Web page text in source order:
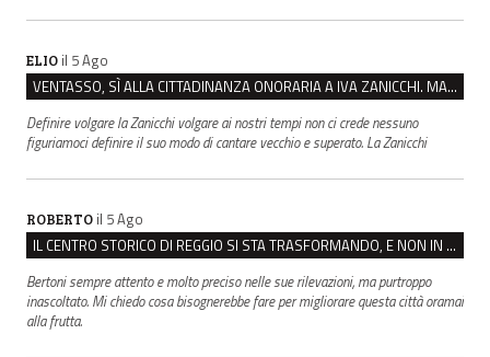
ELIO il 5 Ago
VENTASSO, SÌ ALLA CITTADINANZA ONORARIA A IVA ZANICCHI. MA BARGIACCHI: “È DI PESSIMO GUSTO”
Definire volgare la Zanicchi volgare ai nostri tempi non ci crede nessuno
figuriamoci definire il suo modo di cantare vecchio e superato. La Zanicchi
ROBERTO il 5 Ago
IL CENTRO STORICO DI REGGIO SI STA TRASFORMANDO, E NON IN MEGLIO
Bertoni sempre attento e molto preciso nelle sue rilevazioni, ma purtroppo
inascoltato. Mi chiedo cosa bisognerebbe fare per migliorare questa città oramai
alla frutta.